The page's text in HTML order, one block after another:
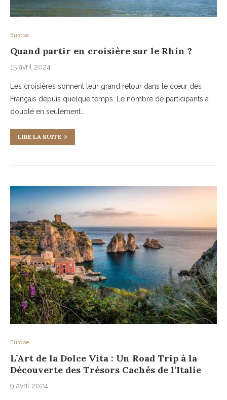
Europe
Quand partir en croisière sur le Rhin ?
15 avril 2024
Les croisières sonnent leur grand retour dans le cœur des
Français depuis quelque temps. Le nombre de participants a
doublé en seulement…
LIRE LA SUITE
Europe
L’Art de la Dolce Vita : Un Road Trip à la
Découverte des Trésors Cachés de l’Italie
9 avril 2024